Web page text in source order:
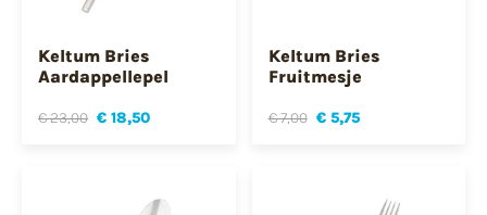
Keltum Bries
Aardappellepel
€ 23,00 € 18,50
Keltum Bries
Fruitmesje
€ 7,00 € 5,75